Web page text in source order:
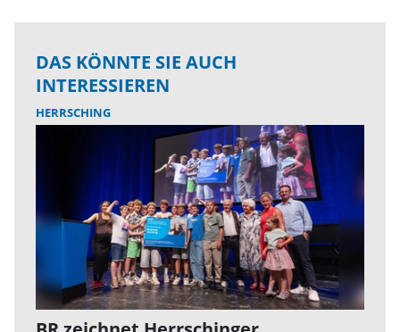
DAS KÖNNTE SIE AUCH
INTERESSIEREN
HERRSCHING